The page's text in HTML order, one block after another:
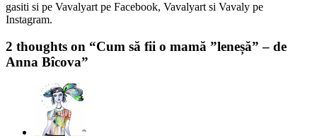
gasiti si pe Vavalyart pe Facebook, Vavalyart si Vavaly pe
Instagram.
2 thoughts on “Cum să fii o mamă ”leneșă” – de
Anna Bîcova”